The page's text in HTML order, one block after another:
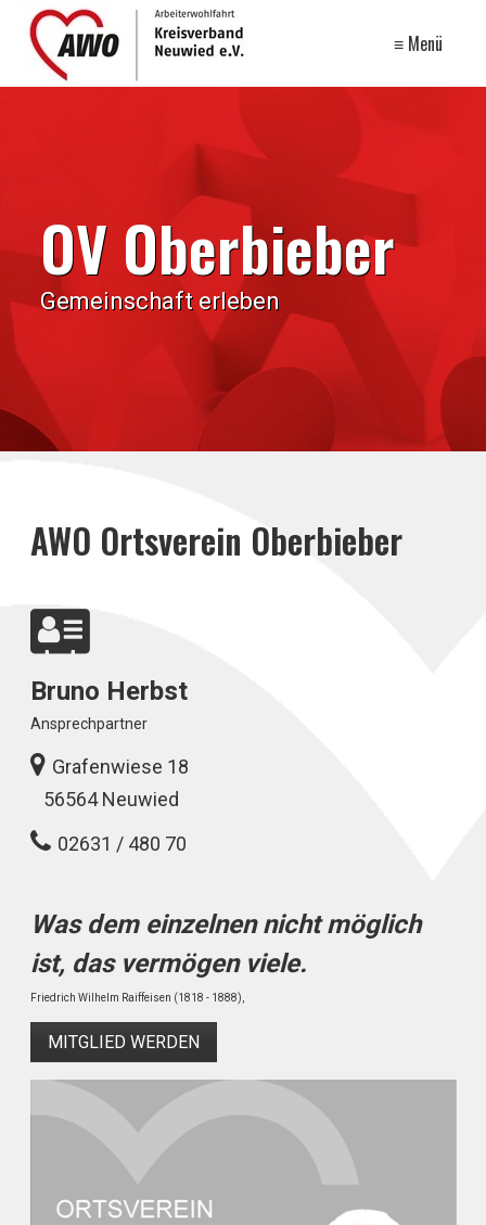
≡ Menü
OV Oberbieber
Gemeinschaft erleben
AWO Ortsverein Oberbieber
Bruno Herbst
Ansprechpartner
Grafenwiese 18
56564 Neuwied
02631 / 480 70
Was dem einzelnen nicht möglich
ist, das vermögen viele.
Friedrich Wilhelm Raiffeisen (1818 - 1888),
MITGLIED WERDEN